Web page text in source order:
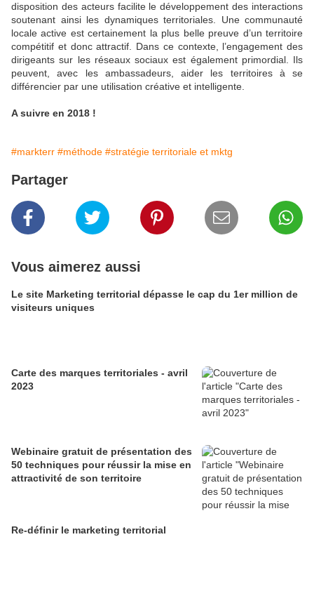
disposition des acteurs facilite le développement des interactions
soutenant ainsi les dynamiques territoriales. Une communauté
locale active est certainement la plus belle preuve d’un territoire
compétitif et donc attractif. Dans ce contexte, l’engagement des
dirigeants sur les réseaux sociaux est également primordial. Ils
peuvent, avec les ambassadeurs, aider les territoires à se
différencier par une utilisation créative et intelligente.
A suivre en 2018 !
#markterr #méthode #stratégie territoriale et mktg
Partager
Vous aimerez aussi
Le site Marketing territorial dépasse le cap du 1er million de
visiteurs uniques
Carte des marques territoriales - avril
2023
Webinaire gratuit de présentation des
50 techniques pour réussir la mise en
attractivité de son territoire
Re-définir le marketing territorial